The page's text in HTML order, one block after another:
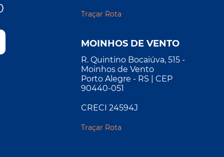
Traçar Rota
MOINHOS DE VENTO
R. Quintino Bocaiúva, 515 -
Moinhos de Vento
Porto Alegre - RS | CEP
90440-051
CRECI 24594J
Traçar Rota